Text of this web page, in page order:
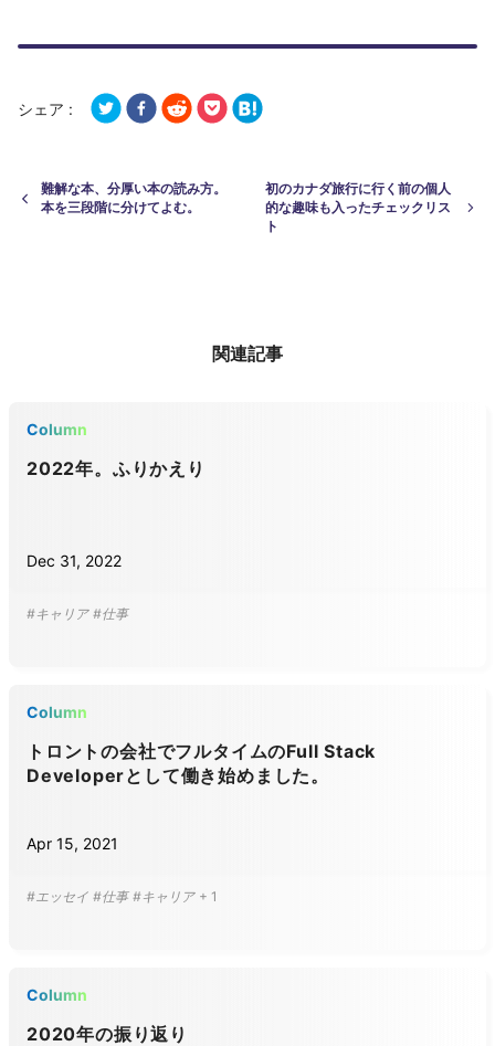
シェア :
難解な本、分厚い本の読み方。
本を三段階に分けてよむ。
初のカナダ旅行に行く前の個人
的な趣味も入ったチェックリス
ト
関連記事
Column
2022年。ふりかえり
Dec 31, 2022
#キャリア #仕事
Column
トロントの会社でフルタイムのFull Stack
Developerとして働き始めました。
Apr 15, 2021
#エッセイ #仕事 #キャリア + 1
Column
2020年の振り返り